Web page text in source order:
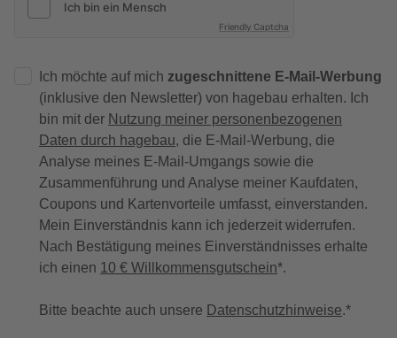
Friendly Captcha
Ich möchte auf mich zugeschnittene E-Mail-Werbung
(inklusive den Newsletter) von hagebau erhalten. Ich
bin mit der Nutzung meiner personenbezogenen
Daten durch hagebau, die E-Mail-Werbung, die
Analyse meines E-Mail-Umgangs sowie die
Zusammenführung und Analyse meiner Kaufdaten,
Coupons und Kartenvorteile umfasst, einverstanden.
Mein Einverständnis kann ich jederzeit widerrufen.
Nach Bestätigung meines Einverständnisses erhalte
ich einen 10 € Willkommensgutschein*.
Bitte beachte auch unsere Datenschutzhinweise.